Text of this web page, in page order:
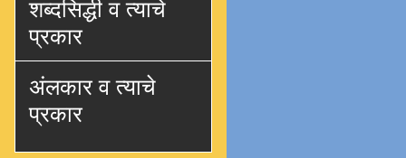
शब्दसिद्धी व त्याचे
प्रकार
अंलकार व त्याचे
प्रकार